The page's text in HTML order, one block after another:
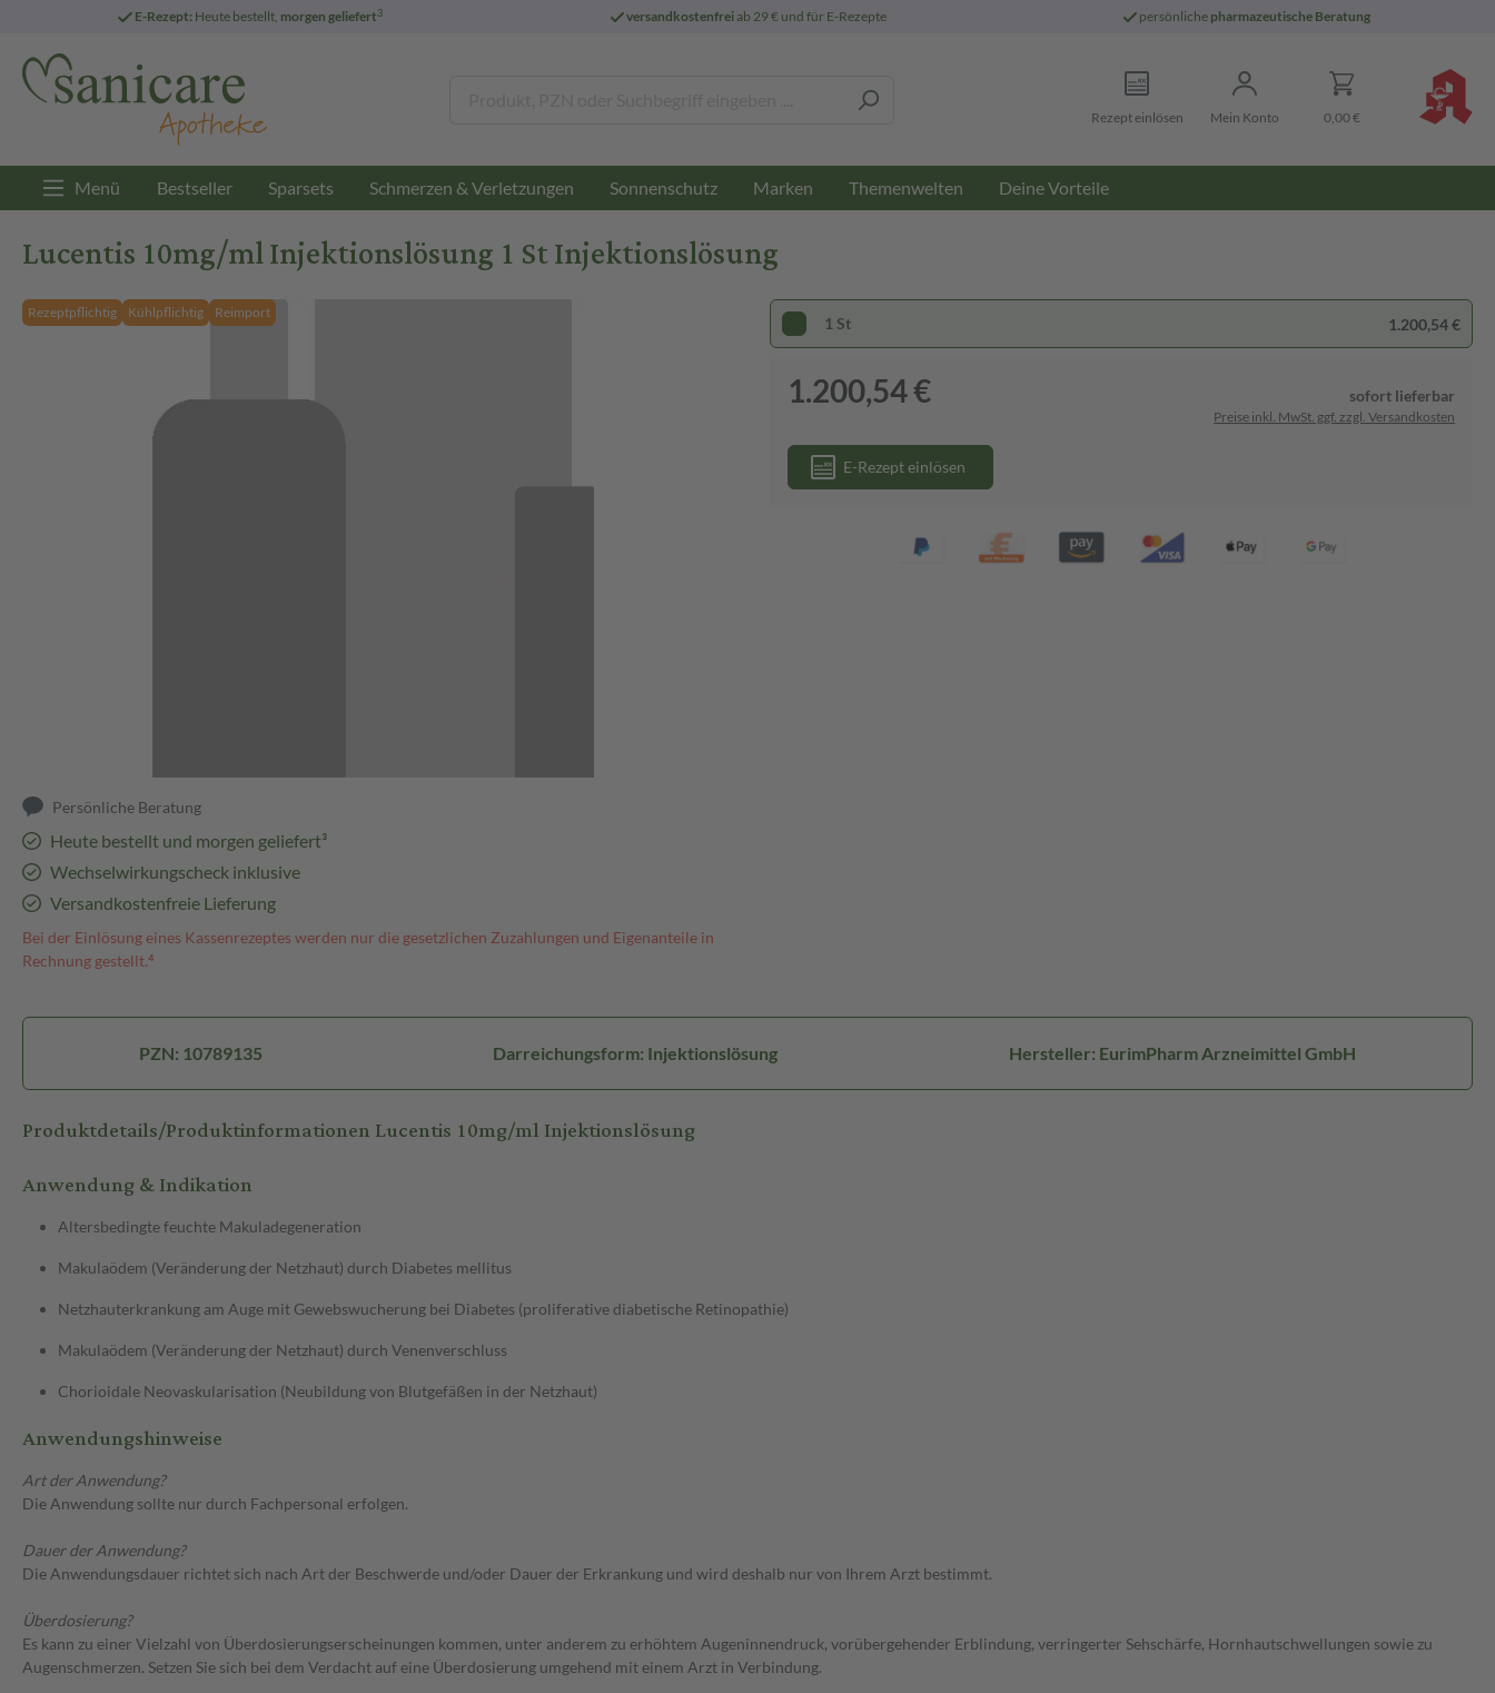
E-Rezept: Heute bestellt, morgen geliefert3 versandkostenfreiab 29 € und für E-Rezepte persönliche pharmazeutische Beratung
Rezept einlösen Mein Konto 0,00 €
Menü Bestseller Sparsets Schmerzen & Verletzungen Sonnenschutz Marken Themenwelten Deine Vorteile
Lucentis 10mg/ml Injektionslösung 1 St Injektionslösung
Rezeptpflichtig Kühlpflichtig Reimport
Persönliche Beratung
Heute bestellt und morgen geliefert³
Wechselwirkungscheck inklusive
Versandkostenfreie Lieferung
Bei der Einlösung eines Kassenrezeptes werden nur die gesetzlichen Zuzahlungen und Eigenanteile in
Rechnung gestellt.⁴
1 St 1.200,54 €
1.200,54 € sofort lieferbar
Preise inkl. MwSt. ggf. zzgl. Versandkosten
E-Rezept einlösen
PZN: 10789135 Darreichungsform: Injektionslösung Hersteller: EurimPharm Arzneimittel GmbH
Produktdetails/Produktinformationen Lucentis 10mg/ml Injektionslösung
Anwendung & Indikation
Altersbedingte feuchte Makuladegeneration
Makulaödem (Veränderung der Netzhaut) durch Diabetes mellitus
Netzhauterkrankung am Auge mit Gewebswucherung bei Diabetes (proliferative diabetische Retinopathie)
Makulaödem (Veränderung der Netzhaut) durch Venenverschluss
Chorioidale Neovaskularisation (Neubildung von Blutgefäßen in der Netzhaut)
Anwendungshinweise
Art der Anwendung?
Die Anwendung sollte nur durch Fachpersonal erfolgen.
Dauer der Anwendung?
Die Anwendungsdauer richtet sich nach Art der Beschwerde und/oder Dauer der Erkrankung und wird deshalb nur von Ihrem Arzt bestimmt.
Überdosierung?
Es kann zu einer Vielzahl von Überdosierungserscheinungen kommen, unter anderem zu erhöhtem Augeninnendruck, vorübergehender Erblindung, verringerter Sehschärfe, Hornhautschwellungen sowie zu
Augenschmerzen. Setzen Sie sich bei dem Verdacht auf eine Überdosierung umgehend mit einem Arzt in Verbindung.